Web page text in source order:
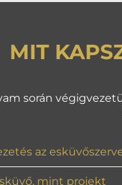
MIT
során
az
mint projekt